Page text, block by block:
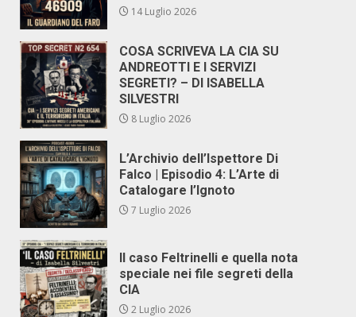
14 Luglio 2026
COSA SCRIVEVA LA CIA SU
ANDREOTTI E I SERVIZI
SEGRETI? – DI ISABELLA
SILVESTRI
8 Luglio 2026
L’Archivio dell’Ispettore Di
Falco | Episodio 4: L’Arte di
Catalogare l’Ignoto
7 Luglio 2026
Il caso Feltrinelli e quella nota
speciale nei file segreti della
CIA
2 Luglio 2026